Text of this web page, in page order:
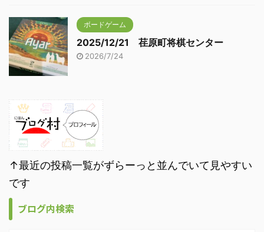
ボードゲーム
2025/12/21 荏原町将棋センター
2026/7/24
↑最近の投稿一覧がずらーっと並んでいて見やすい
です
ブログ内検索